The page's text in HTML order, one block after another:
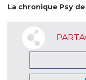
La chronique Psy